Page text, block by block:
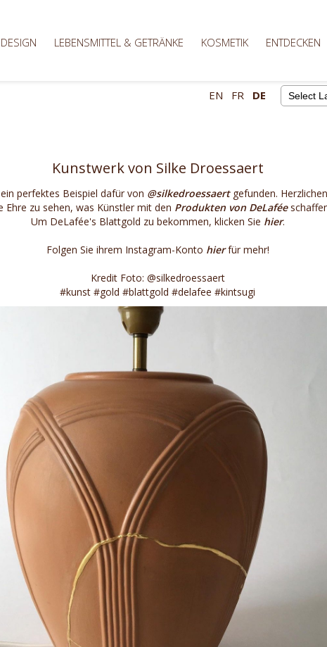
LEBENSMITTEL & GETRÄNKE KOSMETIK ENTDECKEN
EN FR DE
Kunstwerk von Silke Droessaert
perfektes Beispiel dafür von @silkedroessaertgefunden.
Ehre zu sehen, was Künstler mit den Produkten von DeLafée
Um DeLafée's Blattgold zu bekommen, klicken Sie hier.
Folgen Sie ihrem Instagram-Konto hierfür mehr!
Kredit Foto: @silkedroessaert
#kunst #gold #blattgold #delafee #kintsugi